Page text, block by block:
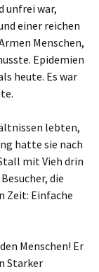
unfrei war,
einer reichen
Menschen,
Epidemien
heute. Es war
lebten,
hatte sie nach
mit Vieh drin
die
Zeit: Einfache
Menschen! Er
Starker